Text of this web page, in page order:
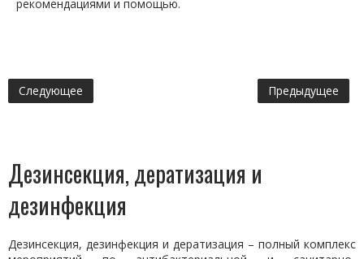
рекомендациями и помощью.
Следующее Предыдущее
Дезинсекция, дератизация и
дезинфекция
Дезинсекция, дезинфекция и дератизация – полный комплекс